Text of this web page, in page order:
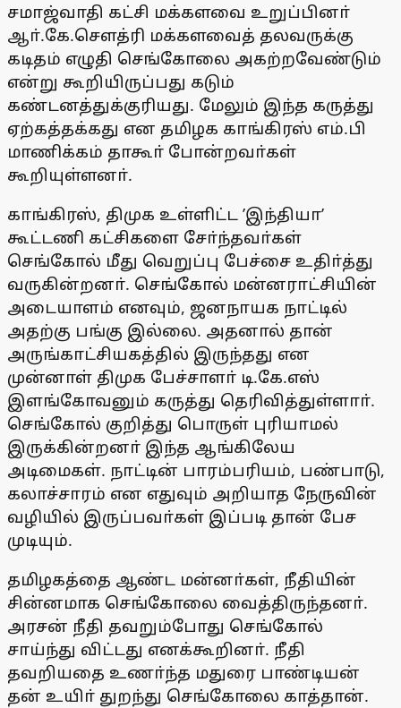
சமாஜ்வாதி கட்சி மக்களவை உறுப்பினா்
ஆா்.கே.சௌத்ரி மக்களவைத் தலவருக்கு
கடிதம் எழுதி செங்கோலை அகற்றவேண்டும்
என்று கூறியிருப்பது கடும்
கண்டனத்துக்குரியது. மேலும் இந்த கருத்து
ஏற்கத்தக்கது என தமிழக காங்கிரஸ் எம்.பி
மாணிக்கம் தாகூா் போன்றவா்கள்
கூறியுள்ளனா்.
காங்கிரஸ், திமுக உள்ளிட்ட ’இந்தியா’
கூட்டணி கட்சிகளை சோ்ந்தவா்கள்
செங்கோல் மீது வெறுப்பு பேச்சை உதிா்த்து
வருகின்றனா். செங்கோல் மன்னராட்சியின்
அடையாளம் எனவும், ஜனநாயக நாட்டில்
அதற்கு பங்கு இல்லை. அதனால் தான்
அருங்காட்சியகத்தில் இருந்தது என
முன்னாள் திமுக பேச்சாளா் டி.கே.எஸ்
இளங்கோவனும் கருத்து தெரிவித்துள்ளாா்.
செங்கோல் குறித்து பொருள் புரியாமல்
இருக்கின்றனா் இந்த ஆங்கிலேய
அடிமைகள். நாட்டின் பாரம்பரியம், பண்பாடு,
கலாச்சாரம் என எதுவும் அறியாத நேருவின்
வழியில் இருப்பவா்கள் இப்படி தான் பேச
முடியும்.
தமிழகத்தை ஆண்ட மன்னா்கள், நீதியின்
சின்னமாக செங்கோலை வைத்திருந்தனா்.
அரசன் நீதி தவறும்போது செங்கோல்
சாய்ந்து விட்டது எனக்கூறினா். நீதி
தவறியதை உணா்ந்த மதுரை பாண்டியன்
தன் உயிா் துறந்து செங்கோலை காத்தான்.